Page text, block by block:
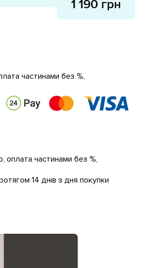
1 190 грн
частинами без %,
оплата частинами без %,
14 днів з дня покупки